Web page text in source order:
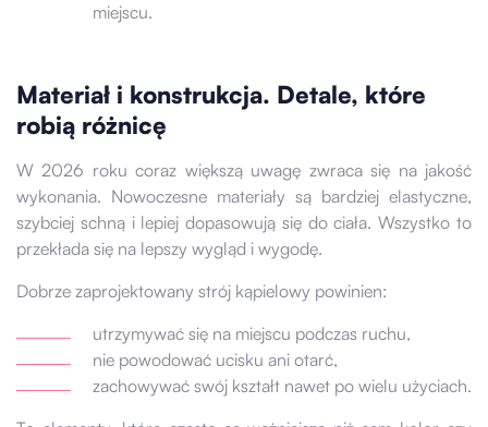
miejscu.
Materiał i konstrukcja. Detale, które
robią różnicę
W 2026 roku coraz większą uwagę zwraca się na jakość
wykonania. Nowoczesne materiały są bardziej elastyczne,
szybciej schną i lepiej dopasowują się do ciała. Wszystko to
przekłada się na lepszy wygląd i wygodę.
Dobrze zaprojektowany strój kąpielowy powinien:
utrzymywać się na miejscu podczas ruchu,
nie powodować ucisku ani otarć,
zachowywać swój kształt nawet po wielu użyciach.